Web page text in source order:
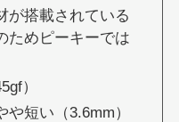
が搭載されている
ためピーキーでは
）
や短い（3.6mm）